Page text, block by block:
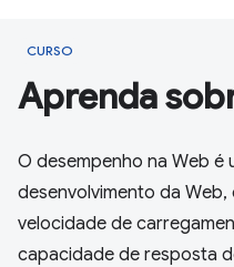
CURSO
Aprenda
O desempenho na Web é
desenvolvimento da
velocidade de
capacidade de resposta